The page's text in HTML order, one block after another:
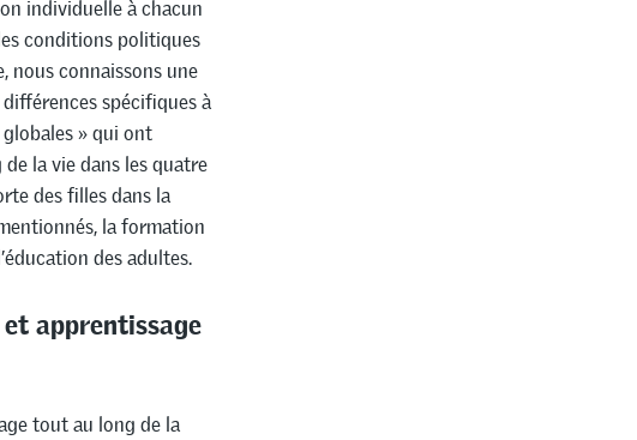
individuelle à chacun
conditions politiques
nous connaissons une
spécifiques à
» qui ont
la vie dans les quatre
des filles dans la
la formation
des adultes.
apprentissage
tout au long de la